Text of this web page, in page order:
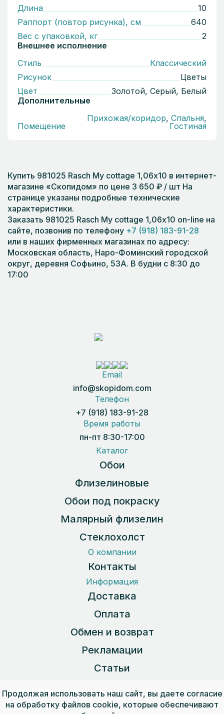
Длина
10
Раппорт (повтор рисунка), см
640
Вес с упаковкой, кг
2
Внешнее исполнение
Стиль
Классический
Рисунок
Цветы
Цвет
Золотой, Серый, Белый
Дополнительные
Помещение
Прихожая/коридор, Спальня,
Гостиная
Купить 981025 Rasch My cottage 1,06х10 в интернет-
магазине «Скопидом» по цене 3 650 ₽ / шт На
странице указаны подробные технические
характеристики.
Заказать 981025 Rasch My cottage 1,06х10 on-line на
сайте, позвонив по телефону +7 (918) 183-91-28
или в наших фирменных магазинах по адресу:
Московская область, Наро-Фоминский городской
округ, деревня Софьино, 53А. В будни с 8:30 до
17:00
Email
info@skopidom.com
Телефон
+7 (918) 183-91-28
Время работы
пн-пт 8:30-17:00
Каталог
Обои
Флизелиновые
Обои под покраску
Малярный флизелин
Стеклохолст
О компании
Контакты
Информация
Доставка
Оплата
Обмен и возврат
Рекламации
Статьи
Продолжая использовать наш сайт, вы даете согласие
на обработку файлов cookie, которые обеспечивают